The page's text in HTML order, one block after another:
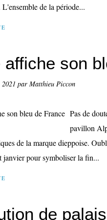
de la période...
affiche son
par Matthieu Piccon
Pas de
pavillon
de la marque dieppoise.
janvier pour symboliser la fin...
de